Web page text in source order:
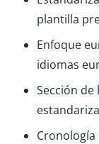
plantilla
Enfoque
idiomas
Sección de